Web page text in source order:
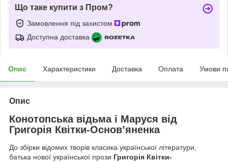
Що таке купити з Пром?
Замовлення під захистом
Доступна доставка
Опис Характеристики Доставка Оплата Умови
Опис
Конотопська відьма і Маруся від
Григорія Квітки-Основ’яненка
До збірки відомих творів класика української літератури,
батька нової української прози Григорія Квітки-